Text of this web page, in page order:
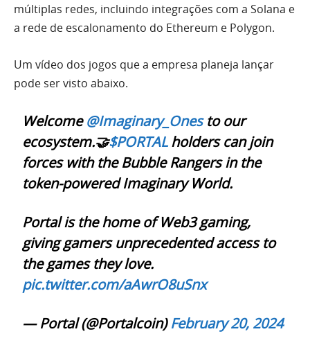
múltiplas redes, incluindo integrações com a Solana e
a rede de escalonamento do Ethereum e Polygon.
Um vídeo dos jogos que a empresa planeja lançar
pode ser visto abaixo.
Welcome@Imaginary_Onesto our
ecosystem.🤝$PORTALholders can join
forces with the Bubble Rangers in the
token-powered Imaginary World.
Portal is the home of Web3 gaming,
giving gamers unprecedented access to
the games they love.
pic.twitter.com/aAwrO8uSnx
— Portal (@Portalcoin)February 20, 2024